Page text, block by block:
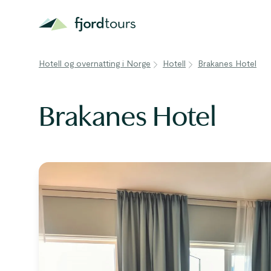
Hotell og overnatting i Norge Hotell Brakanes Hotel
Brakanes Hotel